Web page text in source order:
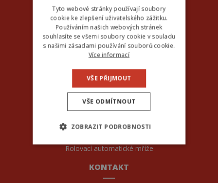
Samonosné brány
Pojezdové brány
Křídlové brány
Teleskopické brány
Automatické pohony Beninca
Automatické pohony Tousek
GARÁŽOVÁ VRATA
Sekční garážová vrata
Garážová vrata TRIDO
Vrata posuvná do boku
Rolovací automatické mříže
KONTAKT
Tyto webové stránky používají soubory
cookie ke zlepšení uživatelského zážitku.
Používáním našich webových stránek
souhlasíte se všemi soubory cookie v souladu
s našimi zásadami používání souborů cookie.
Více informací
VŠE PŘIJMOUT
VŠE ODMÍTNOUT
ZOBRAZIT PODROBNOSTI
NEZBYTNĚ NUTNÉ SOUBORY
VÝKONOVÉ SOUBORY